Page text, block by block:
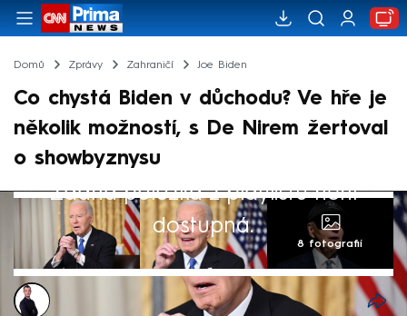
Domů Zprávy Zahraničí Joe Biden
Co chystá Biden v důchodu? Ve hře je
několik možností, s De Nirem žertoval
o showbyznysu
Žádná položka z playlistu není
dostupná.
8 fotografií
Václav Černý
19. led 2025, 07:21